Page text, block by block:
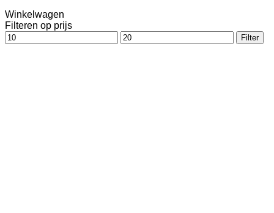
Winkelwagen
Filteren op prijs
Min.
prijs
Max.
prijs
Filter